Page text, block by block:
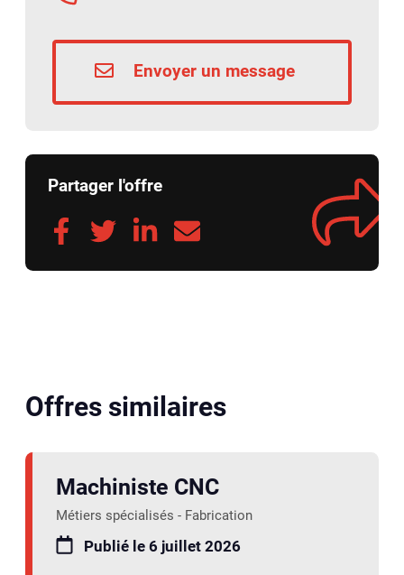
Envoyer un message
Partager l'offre
Offres similaires
Machiniste CNC
Métiers spécialisés - Fabrication
Publié le 6 juillet 2026